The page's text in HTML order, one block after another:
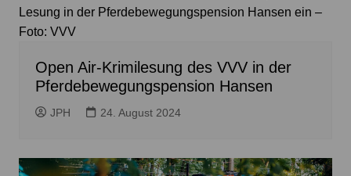
Lesung in der Pferdebewegungspension Hansen ein –
Foto: VVV
Open Air-Krimilesung des VVV in der
Pferdebewegungspension Hansen
JPH 24. August 2024